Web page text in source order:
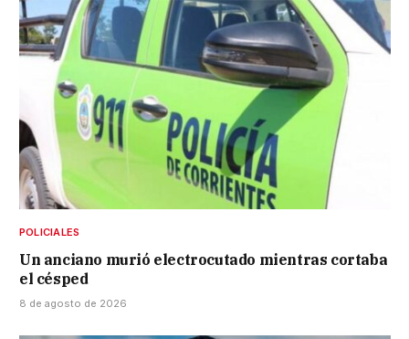
POLICIALES
Un anciano murió electrocutado mientras cortaba
el césped
8 de agosto de 2026